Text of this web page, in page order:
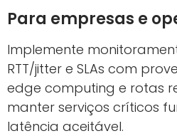
Para empresas e
Implemente
RTT/jitter e SLAs com
edge computing e rotas
manter serviços críticos
latência aceitável.